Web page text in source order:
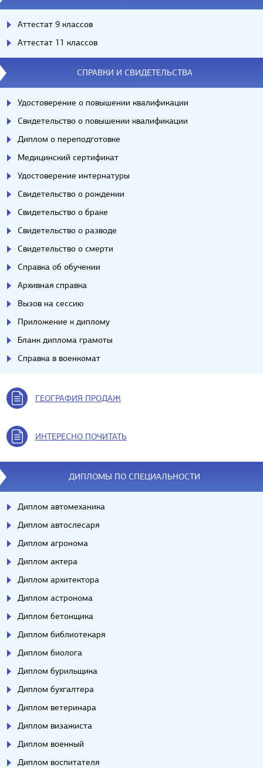
Аттестат 9 классов
Аттестат 11 классов
СПРАВКИ И СВИДЕТЕЛЬСТВА
Удостоверение о повышении квалификации
Свидетельство о повышении квалификации
Диплом о переподготовке
Медицинский сертификат
Удостоверение интернатуры
Свидетельство о рождении
Свидетельство о браке
Свидетельство о разводе
Свидетельство о смерти
Справка об обучении
Архивная справка
Вызов на сессию
Приложение к диплому
Бланк диплома грамоты
Справка в военкомат
ГЕОГРАФИЯ ПРОДАЖ
ИНТЕРЕСНО ПОЧИТАТЬ
ДИПЛОМЫ ПО СПЕЦИАЛЬНОСТИ
Диплом автомеханика
Диплом автослесаря
Диплом агронома
Диплом актера
Диплом архитектора
Диплом астронома
Диплом бетонщика
Диплом библиотекаря
Диплом биолога
Диплом бурильщика
Диплом бухгалтера
Диплом ветеринара
Диплом визажиста
Диплом военный
Диплом воспитателя